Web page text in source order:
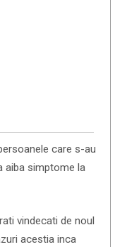
care s-au
aiba simptome la
vindecati de noul
acestia inca